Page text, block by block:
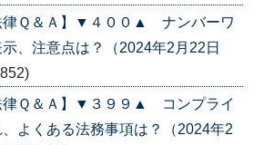
律Ｑ＆Ａ】▼４００▲ ナンバーワ
、注意点は？（2024年2月22日
律Ｑ＆Ａ】▼３９９▲ コンプライ
よくある法務事項は？（2024年2